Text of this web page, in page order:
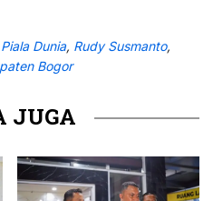
Dunia, Rudy Susmanto,
Bogor
JUGA